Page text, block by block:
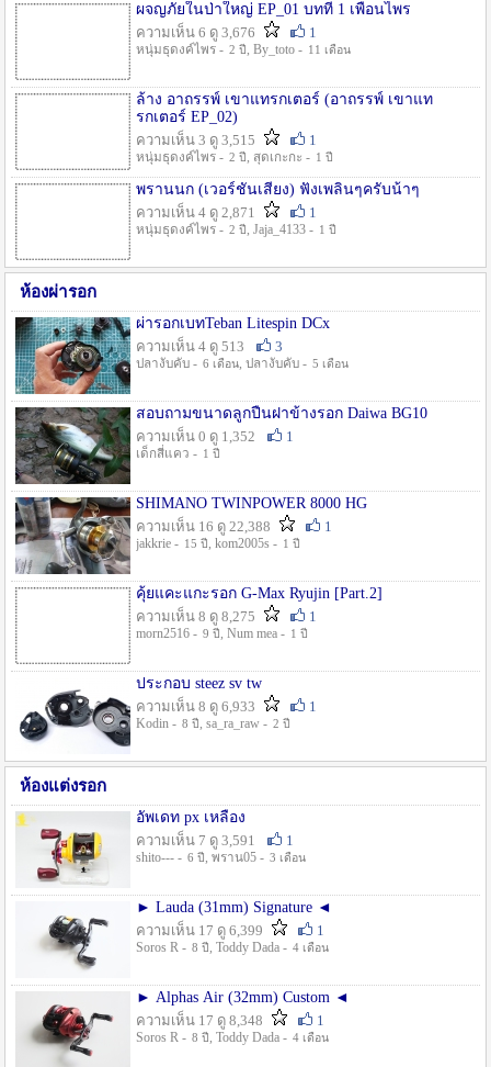
ผจญภัยในป่าใหญ่ EP_01 บทที่ 1 เพื่อนไพร
ความเห็น 6 ดู 3,676
1
หนุ่มธุดงค์ไพร - 2 ปี , By_toto - 11 เดือน
ล้าง อาถรรพ์ เขาแทรกเตอร์ (อาถรรพ์ เขาแท
รกเตอร์ EP_02)
ความเห็น 3 ดู 3,515
1
หนุ่มธุดงค์ไพร - 2 ปี , สุดเกะกะ - 1 ปี
พรานนก (เวอร์ชั่นเสียง) ฟังเพลินๆครับน้าๆ
ความเห็น 4 ดู 2,871
1
หนุ่มธุดงค์ไพร - 2 ปี , Jaja_4133 - 1 ปี
ห้องผ่ารอก
ผ่ารอกเบทTeban Litespin DCx
ความเห็น 4 ดู 513
3
ปลางับคับ - 6 เดือน, ปลางับคับ - 5 เดือน
สอบถามขนาดลูกปืนฝาข้างรอก Daiwa BG10
ความเห็น 0 ดู 1,352
1
เด็กสี่แคว - 1 ปี
SHIMANO TWINPOWER 8000 HG
ความเห็น 16 ดู 22,388
1
jakkrie - 15 ปี , kom2005s - 1 ปี
คุ้ยแคะแกะรอก G-Max Ryujin [Part.2]
ความเห็น 8 ดู 8,275
1
morn2516 - 9 ปี , Num mea - 1 ปี
ประกอบ steez sv tw
ความเห็น 8 ดู 6,933
1
Kodin - 8 ปี , sa_ra_raw - 2 ปี
ห้องแต่งรอก
อัพเดท px เหลือง
ความเห็น 7 ดู 3,591
1
shito--- - 6 ปี , พราน05 - 3 เดือน
► Lauda (31mm) Signature ◄
ความเห็น 17 ดู 6,399
1
Soros R - 8 ปี , Toddy Dada - 4 เดือน
► Alphas Air (32mm) Custom ◄
ความเห็น 17 ดู 8,348
1
Soros R - 8 ปี , Toddy Dada - 4 เดือน